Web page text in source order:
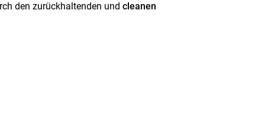
den zurückhaltenden und cleanen